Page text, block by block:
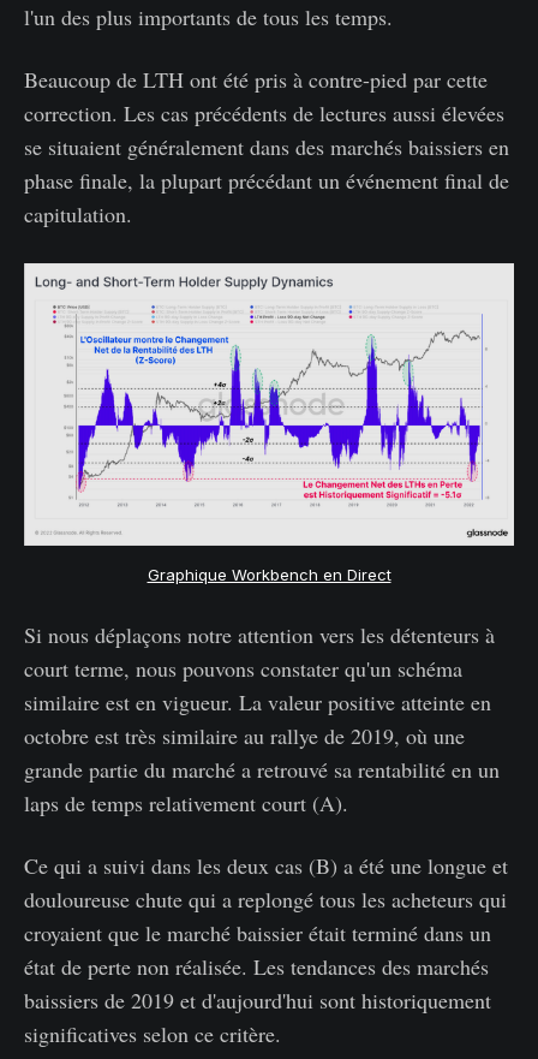
l'un des plus importants de tous les temps.
Beaucoup de LTH ont été pris à contre-pied par cette
correction. Les cas précédents de lectures aussi élevées
se situaient généralement dans des marchés baissiers en
phase finale, la plupart précédant un événement final de
capitulation.
Graphique Workbench en Direct
Si nous déplaçons notre attention vers les détenteurs à
court terme, nous pouvons constater qu'un schéma
similaire est en vigueur. La valeur positive atteinte en
octobre est très similaire au rallye de 2019, où une
grande partie du marché a retrouvé sa rentabilité en un
laps de temps relativement court (A).
Ce qui a suivi dans les deux cas (B) a été une longue et
douloureuse chute qui a replongé tous les acheteurs qui
croyaient que le marché baissier était terminé dans un
état de perte non réalisée. Les tendances des marchés
baissiers de 2019 et d'aujourd'hui sont historiquement
significatives selon ce critère.